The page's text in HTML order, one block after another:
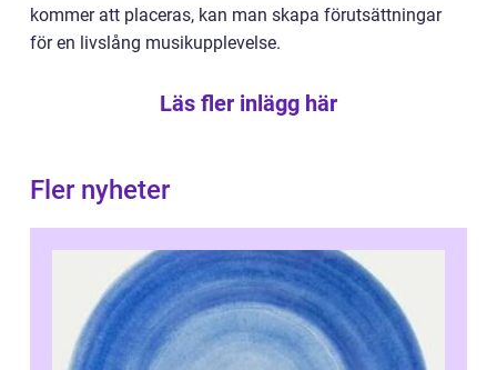
kommer att placeras, kan man skapa förutsättningar
för en livslång musikupplevelse.
Läs fler inlägg här
Fler nyheter